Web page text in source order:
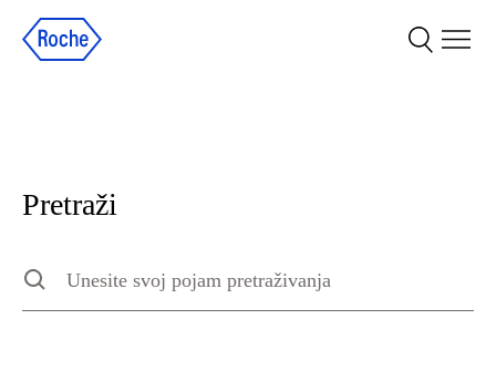
Pretraži
Pretraži
Type to search the site, press escape to clear